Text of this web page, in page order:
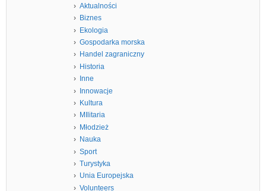
Aktualności
Biznes
Ekologia
Gospodarka morska
Handel zagraniczny
Historia
Inne
Innowacje
Kultura
MIlitaria
Młodzież
Nauka
Sport
Turystyka
Unia Europejska
Volunteers